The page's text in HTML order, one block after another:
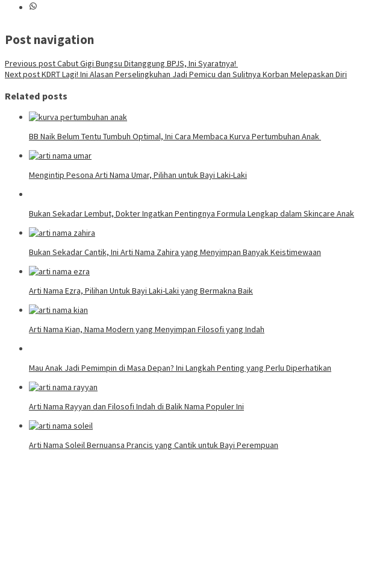
Post navigation
Previous postCabut Gigi Bungsu Ditanggung BPJS, Ini Syaratnya!
Next postKDRT Lagi! Ini Alasan Perselingkuhan Jadi Pemicu dan Sulitnya Korban Melepaskan Diri
Related posts
BB Naik Belum Tentu Tumbuh Optimal, Ini Cara Membaca Kurva Pertumbuhan Anak
Mengintip Pesona Arti Nama Umar, Pilihan untuk Bayi Laki-Laki
Bukan Sekadar Lembut, Dokter Ingatkan Pentingnya Formula Lengkap dalam Skincare Anak
Bukan Sekadar Cantik, Ini Arti Nama Zahira yang Menyimpan Banyak Keistimewaan
Arti Nama Ezra, Pilihan Untuk Bayi Laki-Laki yang Bermakna Baik
Arti Nama Kian, Nama Modern yang Menyimpan Filosofi yang Indah
Mau Anak Jadi Pemimpin di Masa Depan? Ini Langkah Penting yang Perlu Diperhatikan
Arti Nama Rayyan dan Filosofi Indah di Balik Nama Populer Ini
Arti Nama Soleil Bernuansa Prancis yang Cantik untuk Bayi Perempuan